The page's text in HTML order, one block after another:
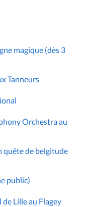
magique (dès 3
Tanneurs
Orchestra au
quête de belgitude
public)
Lille au Flagey